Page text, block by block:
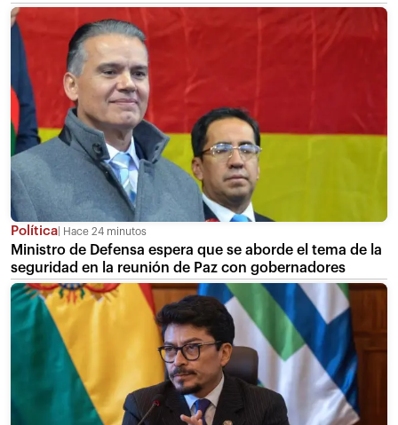
Política Hace 24 minutos
Ministro de Defensa espera que se aborde el tema de la
seguridad en la reunión de Paz con gobernadores